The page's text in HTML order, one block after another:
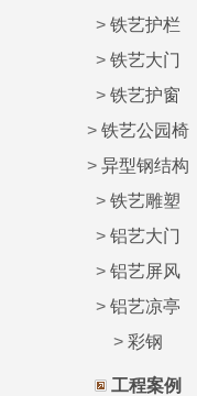
> 铁艺护栏
> 铁艺大门
> 铁艺护窗
> 铁艺公园椅
> 异型钢结构
> 铁艺雕塑
> 铝艺大门
> 铝艺屏风
> 铝艺凉亭
> 彩钢
工程案例